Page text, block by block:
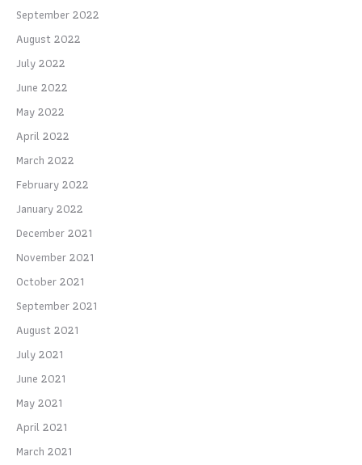
September 2022
August 2022
July 2022
June 2022
May 2022
April 2022
March 2022
February 2022
January 2022
December 2021
November 2021
October 2021
September 2021
August 2021
July 2021
June 2021
May 2021
April 2021
March 2021